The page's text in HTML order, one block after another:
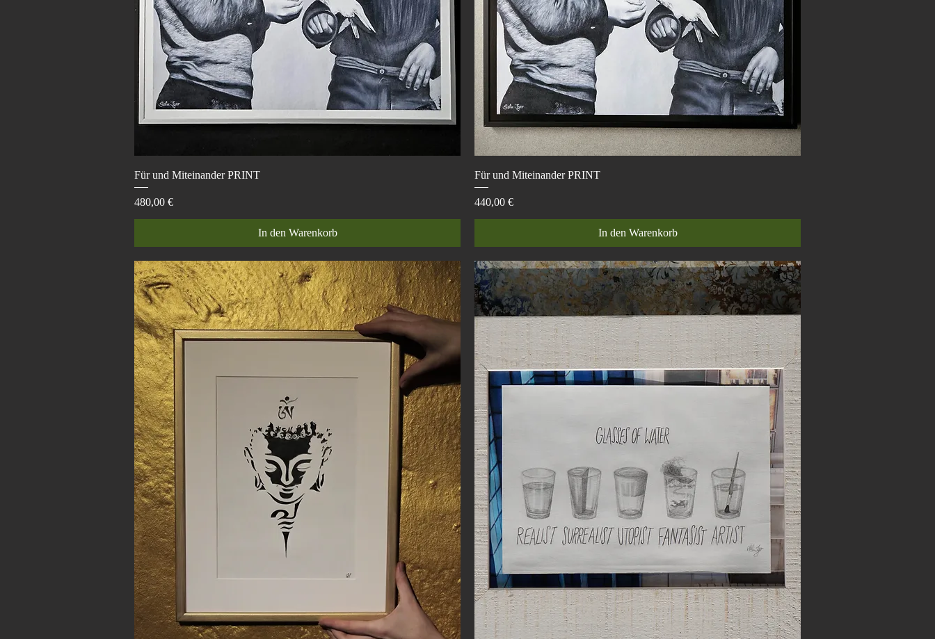
Für und Miteinander PRINT
Preis
480,00 €
In den Warenkorb
Für und Miteinander PRINT
Preis
440,00 €
In den Warenkorb